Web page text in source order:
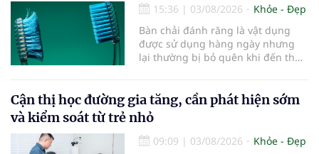
15:36 | 03/08/2026
Khỏe - Đẹp
Bàn chải đánh răng là vật dụng
được sử dụng hàng ngày nhưng
lại thường bị bỏ quên khi đến thời
bàn chải quá lâu có thể làm giảm
hiệu quả làm sạch và ảnh hưởng
đến sức khỏe răng miệng...
Cận thị học đường gia tăng, cần phát hiện sớm
và kiểm soát từ trẻ nhỏ
09:09 | 03/08/2026
Khỏe - Đẹp